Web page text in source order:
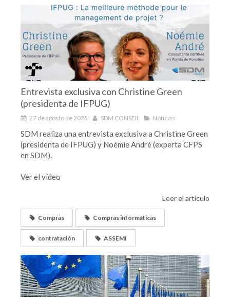
Entrevista exclusiva con Christine Green
(presidenta de IFPUG)
27 de agosto de 2025 SDM CONSEIL Noticias
SDM realiza una entrevista exclusiva a Christine Green
(presidenta de IFPUG) y Noémie André (experta CFPS
en SDM).
Ver el vídeo
Leer el artículo
Compras Compras informáticas
contratación ASSEMI